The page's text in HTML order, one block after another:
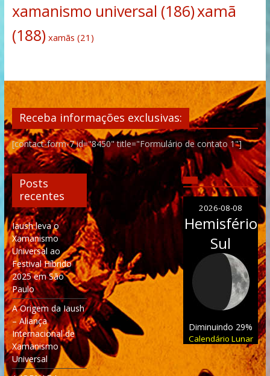
xamanismo universal (186)xamã
(188) xamãs (21)
Receba informações exclusivas:
[contact-form-7 id="8450" title="Formulário de contato 1"]
Posts
recentes
Iaush leva o
Xamanismo
Universal ao
Festival Híbrido
2025 em São
Paulo
A Origem da Iaush
– Aliança
Internacional de
Xamanismo
Universal
2026-08-08
Hemisfério
Sul
Diminuindo 29%
Calendário Lunar